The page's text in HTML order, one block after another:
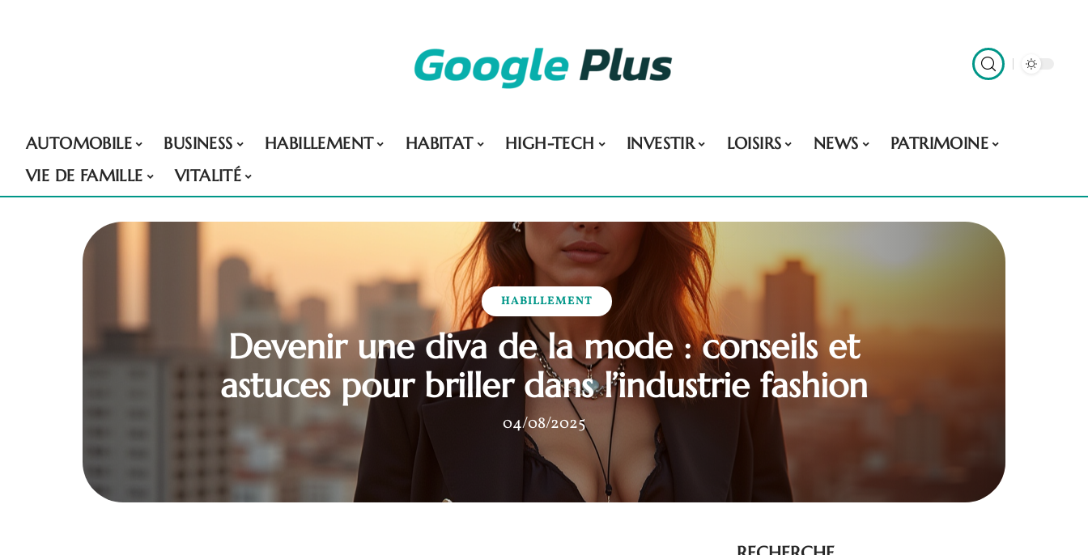
AUTOMOBILE BUSINESS HABILLEMENT HABITAT HIGH-TECH INVESTIR LOISIRS NEWS
PATRIMOINE
VIE DE FAMILLE
VITALITÉ
HABILLEMENT
Devenir une diva de la mode : conseils et
astuces pour briller dans l’industrie fashion
04/08/2025